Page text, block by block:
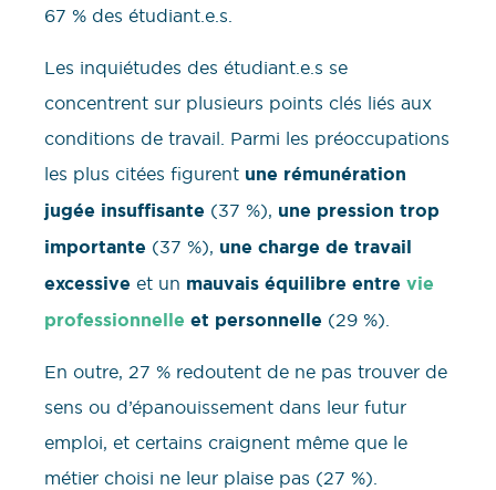
67 % des étudiant.e.s.
Les inquiétudes des étudiant.e.s se
concentrent sur plusieurs points clés liés aux
conditions de travail. Parmi les préoccupations
les plus citées figurent une rémunération
jugée insuffisante (37 %), une pression trop
importante (37 %), une charge de travail
excessive et un mauvais équilibre entre vie
professionnelle et personnelle (29 %).
En outre, 27 % redoutent de ne pas trouver de
sens ou d’épanouissement dans leur futur
emploi, et certains craignent même que le
métier choisi ne leur plaise pas (27 %).